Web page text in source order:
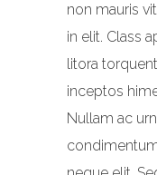
non mauris
in elit. Class
litora
inceptos
Nullam ac